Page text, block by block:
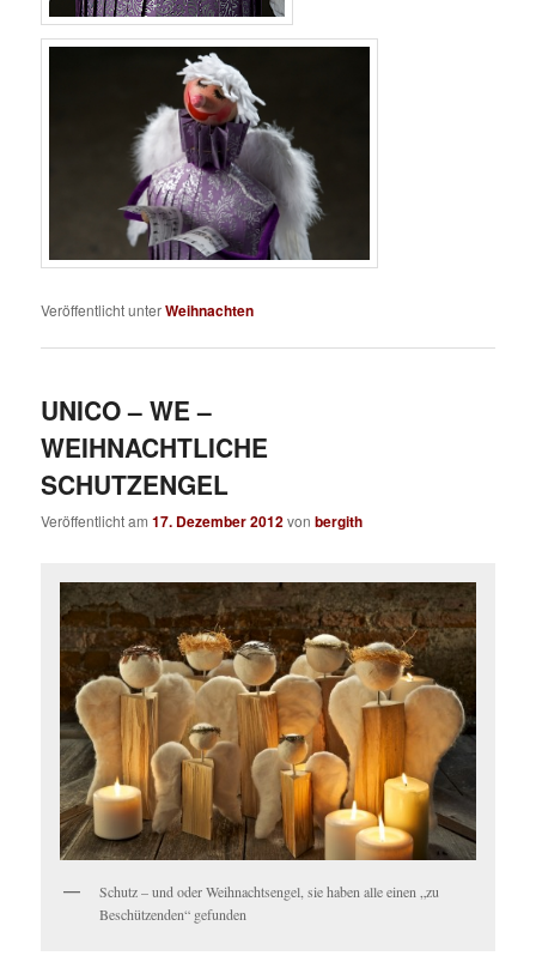
Veröffentlicht unterWeihnachten
UNICO – WE –
WEIHNACHTLICHE
SCHUTZENGEL
Veröffentlicht am17. Dezember 2012vonbergith
Schutz – und oder Weihnachtsengel, sie haben alle einen „zu
Beschützenden“ gefunden